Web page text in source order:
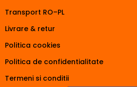
Transport RO–PL
Livrare & retur
Politica cookies
Politica de confidentialitate
Termeni si conditii